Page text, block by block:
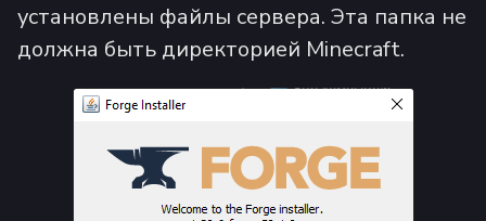
установлены файлы сервера. Эта папка не
должна быть директорией Minecraft.